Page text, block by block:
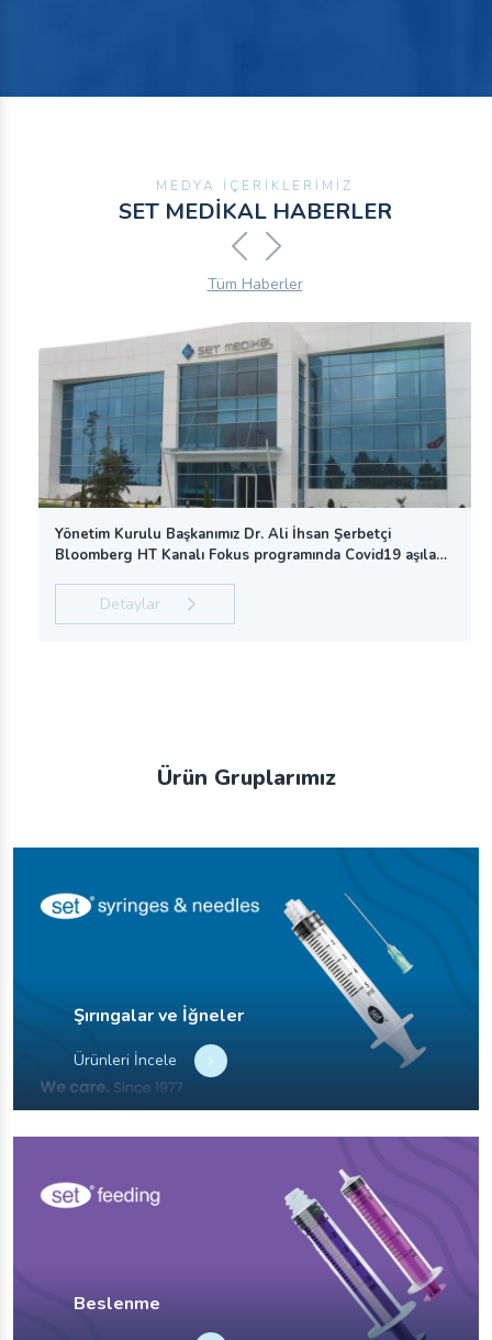
17
11
Haziran
WHX 2025
WHX 2025 Miami
Devamını Oku
24
Nisan
Expomed 2025 İstanbul Türkiye
14
Devamını Oku
27
Eylül
Azmedica 2022
MEDYA İÇERİKLERİMİZ
SET MEDİKAL HABERLER
Tüm Haberler
Yönetim Kurulu Başkanımız Dr. Ali İhsan Şerbetçi
Bloomberg HT Kanalı Fokus programında Covid19 aşılama
Detaylar
Ürün Gruplarımız
Şırıngalar ve İğneler
Ürünleri İncele
Beslenme